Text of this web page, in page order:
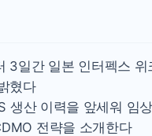
3일간 일본 인터펙스
혔다
생산 이력을 앞세워 임
전략을 소개한다